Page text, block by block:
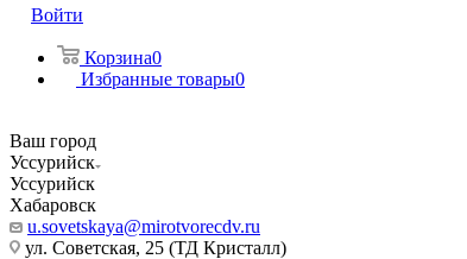
Войти
Корзина0
Избранные товары0
Ваш город
Уссурийск
Уссурийск
Хабаровск
u.sovetskaya@mirotvorecdv.ru
ул. Советская, 25 (ТД Кристалл)